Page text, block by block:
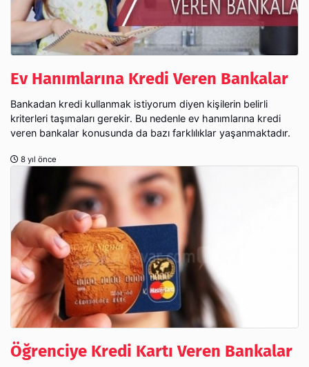
Ev Hanımlarına Kredi Veren Bankalar
Bankadan kredi kullanmak istiyorum diyen kişilerin belirli
kriterleri taşımaları gerekir. Bu nedenle ev hanımlarına kredi
veren bankalar konusunda da bazı farklılıklar yaşanmaktadır.
8 yıl önce
Öğrenciye Kredi Kartı Veren Bankalar